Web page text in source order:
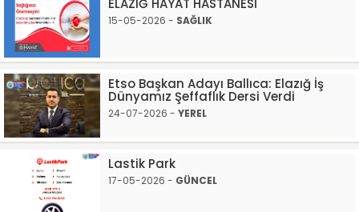
ELAZIĞ HAYAT HASTANESİ
15-05-2026 - SAĞLIK
Etso Başkan Adayı Ballıca: Elazığ İş
Dünyamız Şeffaflık Dersi Verdi
24-07-2026 - YEREL
Lastik Park
17-05-2026 - GÜNCEL